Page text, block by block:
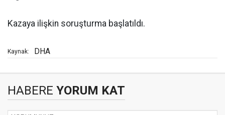
Kazaya ilişkin soruşturma başlatıldı.
Kaynak: DHA
HABERE YORUM KAT